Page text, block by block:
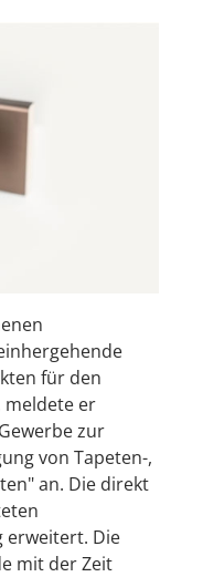
für den
meldete er
zur
von Tapeten-,
an. Die direkt
erweitert. Die
mit der Zeit